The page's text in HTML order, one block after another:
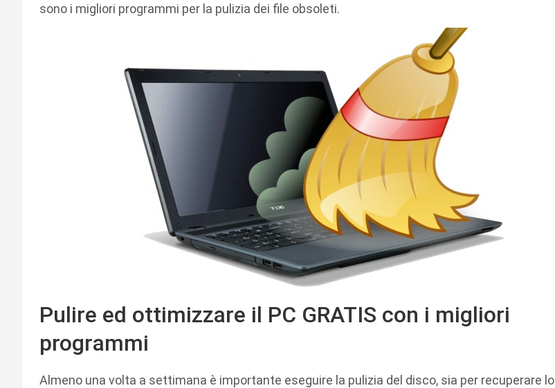
sono i migliori programmi per la pulizia dei file obsoleti.
Pulire ed ottimizzare il PC GRATIS con i migliori
programmi
Almeno una volta a settimana è importante eseguire la pulizia del disco, sia per recuperare lo